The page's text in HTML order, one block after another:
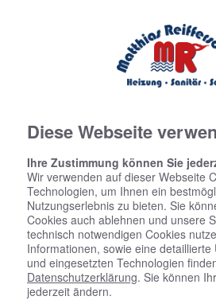
Diese Webseite
Ihre Zustimmung können Sie
Wir verwenden auf dieser Webseite
Technologien, um Ihnen ein
Nutzungserlebnis zu bieten. Sie
Cookies auch ablehnen und unsere
technisch notwendigen Cookies
Informationen, sowie eine
und eingesetzten Technologien
Datenschutzerklärung. Sie können
jederzeit ändern.